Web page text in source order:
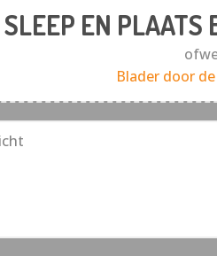
SLEEP EN PLAATS
Blader door